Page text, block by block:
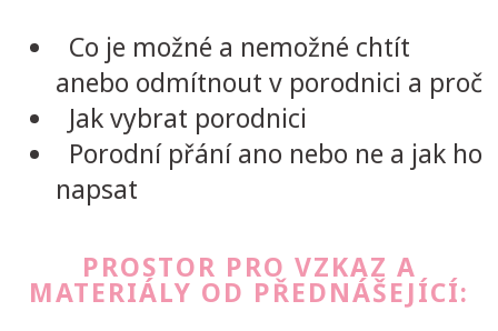
Co je možné a nemožné chtít
anebo odmítnout v porodnici a proč
Jak vybrat porodnici
Porodní přání ano nebo ne a jak ho
napsat
PROSTOR PRO VZKAZ A
MATERIÁLY OD PŘEDNÁŠEJÍCÍ: